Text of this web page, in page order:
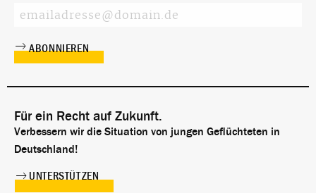
Für ein Recht auf Zukunft.
Verbessern wir die Situation von jungen Geflüchteten in
Deutschland!
UNTERSTÜTZEN